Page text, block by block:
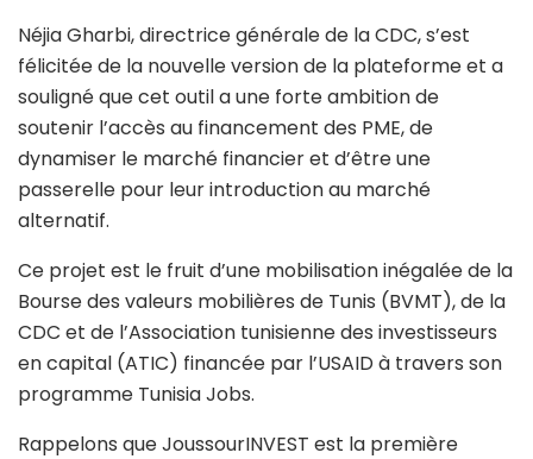
Néjia Gharbi, directrice générale de la CDC, s’est
félicitée de la nouvelle version de la plateforme et a
souligné que cet outil a une forte ambition de
soutenir l’accès au financement des PME, de
dynamiser le marché financier et d’être une
passerelle pour leur introduction au marché
alternatif.
Ce projet est le fruit d’une mobilisation inégalée de la
Bourse des valeurs mobilières de Tunis (BVMT), de la
CDC et de l’Association tunisienne des investisseurs
en capital (ATIC) financée par l’USAID à travers son
programme Tunisia Jobs.
Rappelons que JoussourINVEST est la première